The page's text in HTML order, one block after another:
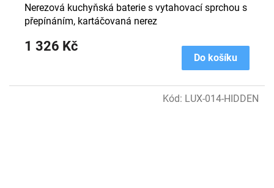
1 326 Kč
Do košíku
Nerezová kuchyňská baterie s vytahovací sprchou s
přepínáním, kartáčovaná nerez
Kód: LUX-014-HIDDEN